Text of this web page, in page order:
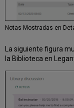
Notas Mostradas en
La siguiente figura
la Biblioteca en